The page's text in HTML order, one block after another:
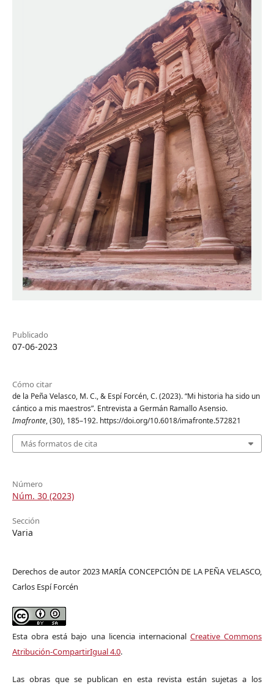
Publicado
07-06-2023
Cómo citar
de la Peña Velasco, M. C., & Espí Forcén, C. (2023). “Mi historia ha sido un
cántico a mis maestros”. Entrevista a Germán Ramallo Asensio.
Imafronte, (30), 185–192. https://doi.org/10.6018/imafronte.572821
Más formatos de cita
Número
Núm. 30 (2023)
Sección
Varia
Derechos de autor 2023 MARÍA CONCEPCIÓN DE LA PEÑA VELASCO,
Carlos Espí Forcén
Esta obra está bajo una licencia internacional Creative Commons
Atribución-CompartirIgual 4.0.
Las obras que se publican en esta revista están sujetas a los